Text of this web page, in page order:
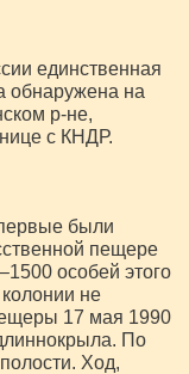
единственная
обнаружена на
р-не,
с КНДР.
были
пещере
особей этого
не
17 мая 1990
По
Ход,